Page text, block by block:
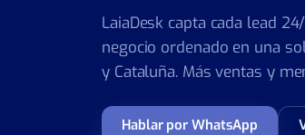
LaiaDesk capta cada lead
negocio ordenado en una
y Cataluña. Más ventas y
Hablar por WhatsApp